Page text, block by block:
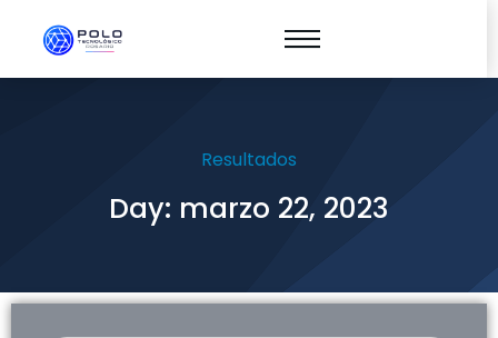
Resultados
Day: marzo 22, 2023